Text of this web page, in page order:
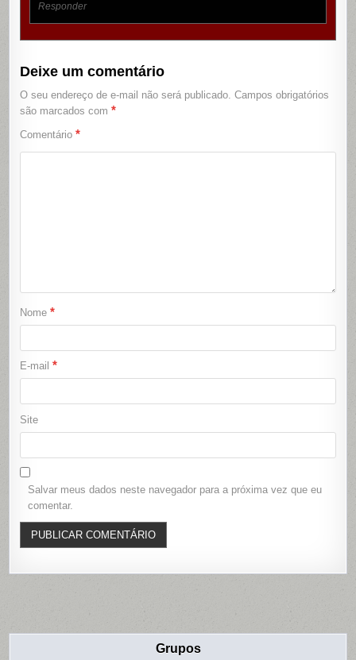
Responder
Deixe um comentário
O seu endereço de e-mail não será publicado. Campos obrigatórios
são marcados com*
Comentário*
Nome*
E-mail*
Site
Salvar meus dados neste navegador para a próxima vez que eu
comentar.
Grupos